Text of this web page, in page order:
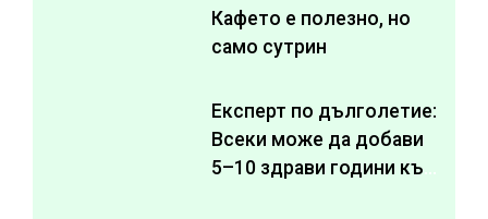
Кафето е полезно, но
само сутрин
Експерт по дълголетие:
Всеки може да добави
5–10 здрави години към